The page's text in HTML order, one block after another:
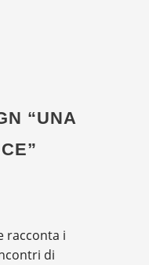
“UNA
racconta i
di